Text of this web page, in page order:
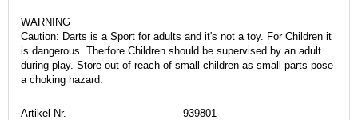
WARNING
Caution: Darts is a Sport for adults and it's not a toy. For Children it
is dangerous. Therfore Children should be supervised by an adult
during play. Store out of reach of small children as small parts pose
a choking hazard.
Artikel-Nr.
939801